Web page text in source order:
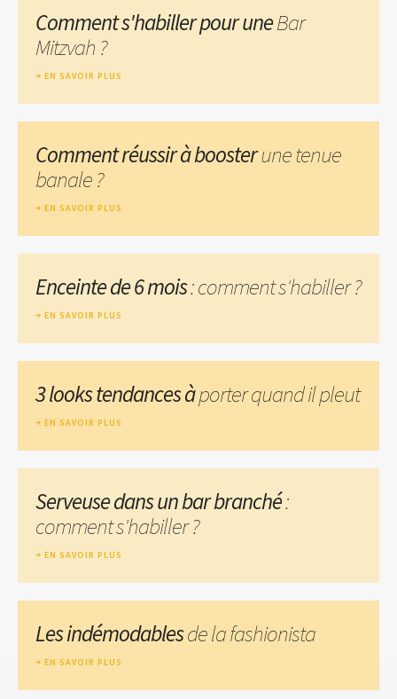
Comment s'habiller pour uneBar
Mitzvah ?
EN SAVOIR PLUS
Comment réussir à boosterune tenue
banale ?
EN SAVOIR PLUS
Enceinte de 6 mois: comment s'habiller ?
EN SAVOIR PLUS
3 looks tendances àporter quand il pleut
EN SAVOIR PLUS
Serveuse dans un bar branché:
comment s'habiller ?
EN SAVOIR PLUS
Les indémodablesde la fashionista
EN SAVOIR PLUS